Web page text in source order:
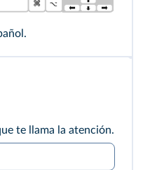
te llama la atención.